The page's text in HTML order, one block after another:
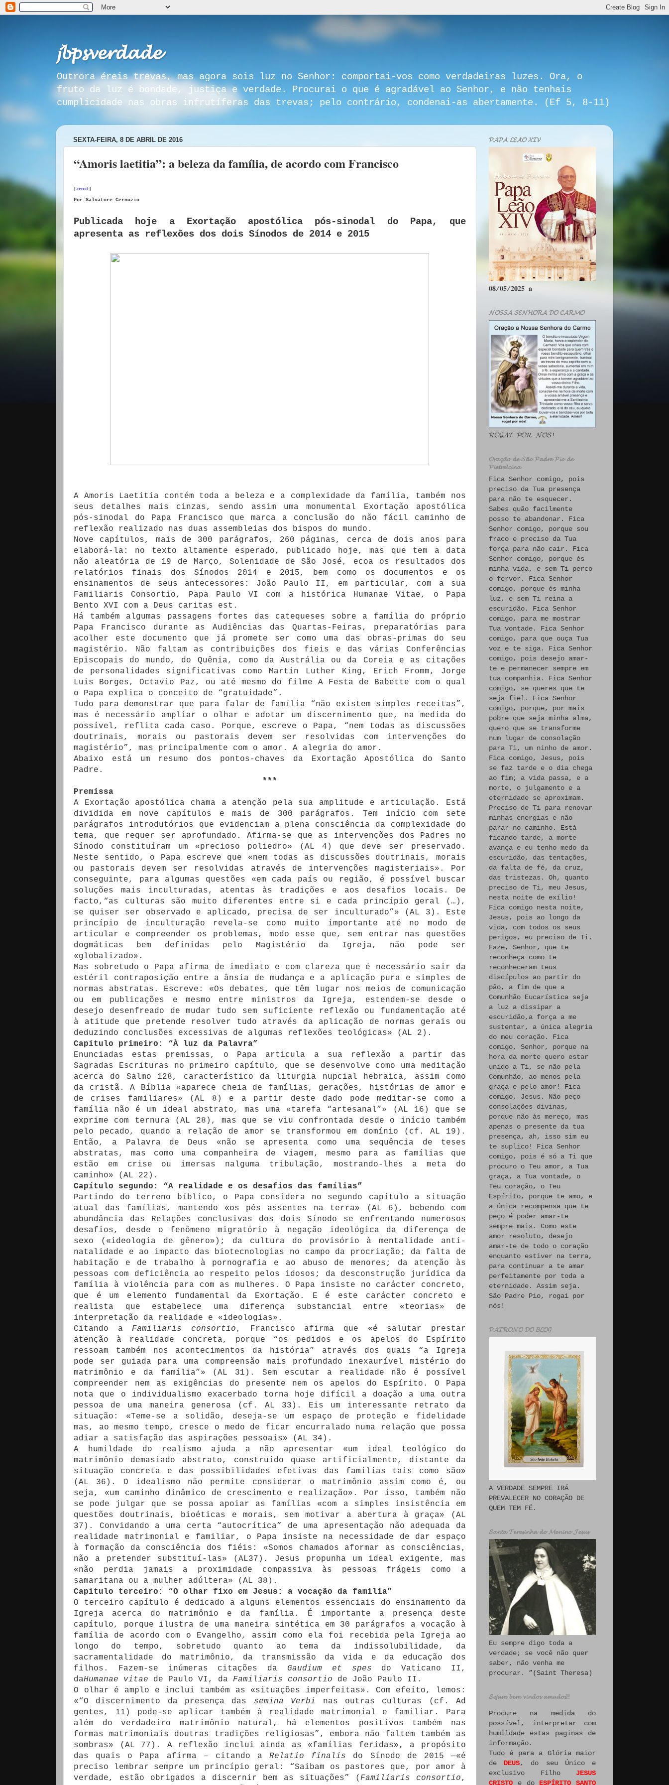
𝓳𝓫𝓹𝓼𝓿𝓮𝓻𝓭𝓪𝓭𝓮
Outrora éreis trevas, mas agora sois luz no Senhor: comportai-vos como verdadeiras luzes. Ora, o
fruto da luz é bondade, justiça e verdade. Procurai o que é agradável ao Senhor, e não tenhais
cumplicidade nas obras infrutíferas das trevas; pelo contrário, condenai-as abertamente. (Ef 5, 8-11)
SEXTA-FEIRA, 8 DE ABRIL DE 2016
“Amoris laetitia”: a beleza da família, de acordo com Francisco
zenit
Por Salvatore Cernuzio
Publicada hoje a Exortação apostólica pós-sinodal do Papa, que
apresenta as reflexões dos dois Sínodos de 2014 e 2015
A Amoris Laetitia contém toda a beleza e a complexidade da família, também nos
seus detalhes mais cinzas, sendo assim uma monumental Exortação apostólica
pós-sinodal do Papa Francisco que marca a conclusão do não fácil caminho de
reflexão realizado nas duas assembleias dos bispos do mundo.
Nove capítulos, mais de 300 parágrafos, 260 páginas, cerca de dois anos para
elaborá-la: no texto altamente esperado, publicado hoje, mas que tem a data
não aleatória de 19 de Março, Solenidade de São José, ecoa os resultados dos
relatórios finais dos Sínodos 2014 e 2015, bem como os documentos e os
ensinamentos de seus antecessores: João Paulo II, em particular, com a sua
Familiaris Consortio, Papa Paulo VI com a histórica Humanae Vitae, o Papa
Bento XVI com a Deus caritas est.
Há também algumas passagens fortes das catequeses sobre a família do próprio
Papa Francisco durante as Audiências das Quartas-Feiras, preparatórias para
acolher este documento que já promete ser como uma das obras-primas do seu
magistério. Não faltam as contribuições dos fieis e das várias Conferências
Episcopais do mundo, do Quênia, como da Austrália ou da Coreia e as citações
de personalidades significativas como Martin Luther King, Erich Fromm, Jorge
Luis Borges, Octavio Paz, ou até mesmo do filme A Festa de Babette com o qual
o Papa explica o conceito de “gratuidade”.
Tudo para demonstrar que para falar de família “não existem simples receitas”,
mas é necessário ampliar o olhar e adotar um discernimento que, na medida do
possível, reflita cada caso. Porque, escreve o Papa, “nem todas as discussões
doutrinais, morais ou pastorais devem ser resolvidas com intervenções do
magistério”, mas principalmente com o amor. A alegria do amor.
Abaixo está um resumo dos pontos-chaves da Exortação Apostólica do Santo
Padre.
***
Premissa
A Exortação apostólica chama a atenção pela sua amplitude e articulação. Está
dividida em nove capítulos e mais de 300 parágrafos. Tem início com sete
parágrafos introdutórios que evidenciam a plena consciência da complexidade do
tema, que requer ser aprofundado. Afirma-se que as intervenções dos Padres no
Sínodo constituíram um «precioso poliedro» (AL 4) que deve ser preservado.
Neste sentido, o Papa escreve que «nem todas as discussões doutrinais, morais
ou pastorais devem ser resolvidas através de intervenções magisteriais». Por
conseguinte, para algumas questões «em cada país ou região, é possível buscar
soluções mais inculturadas, atentas às tradições e aos desafios locais. De
facto,“as culturas são muito diferentes entre si e cada princípio geral (…),
se quiser ser observado e aplicado, precisa de ser inculturado”» (AL 3). Este
princípio de inculturação revela-se como muito importante até no modo de
articular e compreender os problemas, modo esse que, sem entrar nas questões
dogmáticas bem definidas pelo Magistério da Igreja, não pode ser
«globalizado».
Mas sobretudo o Papa afirma de imediato e com clareza que é necessário sair da
estéril contraposição entre a ânsia de mudança e a aplicação pura e simples de
normas abstratas. Escreve: «Os debates, que têm lugar nos meios de comunicação
ou em publicações e mesmo entre ministros da Igreja, estendem-se desde o
desejo desenfreado de mudar tudo sem suficiente reflexão ou fundamentação até
à atitude que pretende resolver tudo através da aplicação de normas gerais ou
deduzindo conclusões excessivas de algumas reflexões teológicas» (AL 2).
Capítulo primeiro: “À luz da Palavra”
Enunciadas estas premissas, o Papa articula a sua reflexão a partir das
Sagradas Escrituras no primeiro capítulo, que se desenvolve como uma meditação
acerca do Salmo 128, característico da liturgia nupcial hebraica, assim como
da cristã. A Bíblia «aparece cheia de famílias, gerações, histórias de amor e
de crises familiares» (AL 8) e a partir deste dado pode meditar-se como a
família não é um ideal abstrato, mas uma «tarefa “artesanal”» (AL 16) que se
exprime com ternura (AL 28), mas que se viu confrontada desde o início também
pelo pecado, quando a relação de amor se transformou em domínio (cf. AL 19).
Então, a Palavra de Deus «não se apresenta como uma sequência de teses
abstratas, mas como uma companheira de viagem, mesmo para as famílias que
estão em crise ou imersas nalguma tribulação, mostrando-lhes a meta do
caminho» (AL 22).
Capítulo segundo: “A realidade e os desafios das famílias”
Partindo do terreno bíblico, o Papa considera no segundo capítulo a situação
atual das famílias, mantendo «os pés assentes na terra» (AL 6), bebendo com
abundância das Relações conclusivas dos dois Sínodo se enfrentando numerosos
desafios, desde o fenômeno migratório à negação ideológica da diferença de
sexo («ideologia de gênero»); da cultura do provisório à mentalidade anti-
natalidade e ao impacto das biotecnologias no campo da procriação; da falta de
habitação e de trabalho à pornografia e ao abuso de menores; da atenção às
pessoas com deficiência ao respeito pelos idosos; da desconstrução jurídica da
família à violência para com as mulheres. O Papa insiste no carácter concreto,
que é um elemento fundamental da Exortação. E é este carácter concreto e
realista que estabelece uma diferença substancial entre «teorias» de
interpretação da realidade e «ideologias».
Citando aFamiliaris consortio, Francisco afirma que «é salutar prestar
atenção à realidade concreta, porque “os pedidos e os apelos do Espírito
ressoam também nos acontecimentos da história” através dos quais “a Igreja
pode ser guiada para uma compreensão mais profundado inexaurível mistério do
matrimônio e da família”» (AL 31). Sem escutar a realidade não é possível
compreender nem as exigências do presente nem os apelos do Espírito. O Papa
nota que o individualismo exacerbado torna hoje difícil a doação a uma outra
pessoa de uma maneira generosa (cf. AL 33). Eis um interessante retrato da
situação: «Teme-se a solidão, deseja-se um espaço de proteção e fidelidade
mas, ao mesmo tempo, cresce o medo de ficar encurralado numa relação que possa
adiar a satisfação das aspirações pessoais» (AL 34).
A humildade do realismo ajuda a não apresentar «um ideal teológico do
matrimônio demasiado abstrato, construído quase artificialmente, distante da
situação concreta e das possibilidades efetivas das famílias tais como são»
(AL 36). O idealismo não permite considerar o matrimônio assim como é, ou
seja, «um caminho dinâmico de crescimento e realização». Por isso, também não
se pode julgar que se possa apoiar as famílias «com a simples insistência em
questões doutrinais, bioéticas e morais, sem motivar a abertura à graça» (AL
37). Convidando a uma certa “autocrítica” de uma apresentação não adequada da
realidade matrimonial e familiar, o Papa insiste na necessidade de dar espaço
à formação da consciência dos fiéis: «Somos chamados aformar as consciências,
não a pretender substituí-las» (AL37). Jesus propunha um ideal exigente, mas
«não perdia jamais a proximidade compassiva às pessoas frágeis como a
samaritana ou a mulher adúltera» (AL 38).
Capítulo terceiro: “O olhar fixo em Jesus: a vocação da família”
O terceiro capítulo é dedicado a alguns elementos essenciais do ensinamento da
Igreja acerca do matrimônio e da família. É importante a presença deste
capítulo, porque ilustra de uma maneira sintética em 30 parágrafos a vocação à
família de acordo com o Evangelho, assim como ela foi recebida pela Igreja ao
longo do tempo, sobretudo quanto ao tema da indissolubilidade, da
sacramentalidade do matrimônio, da transmissão da vida e da educação dos
filhos. Fazem-se inúmeras citações da Gaudium et spes do Vaticano II,
daHumanae vitae de Paulo VI, da Familiaris consortio de João Paulo II.
O olhar é amplo e inclui também as «situações imperfeitas». Com efeito, lemos:
«“O discernimento da presença das semina Verbi nas outras culturas (cf. Ad
gentes, 11) pode-se aplicar também à realidade matrimonial e familiar. Para
além do verdadeiro matrimônio natural, há elementos positivos também nas
formas matrimoniais doutras tradições religiosas”, embora não faltem também as
sombras» (AL 77). A reflexão inclui ainda as «famílias feridas», a propósito
das quais o Papa afirma – citando aRelatio finalis do Sínodo de 2015 —«é
preciso lembrar sempre um princípio geral: “Saibam os pastores que, por amor à
verdade, estão obrigados a discernir bem as situações” ( Familiaris consortio,
𝓟𝓐𝓟𝓐 𝓛𝓔𝓐̃𝓞 𝓧𝓘𝓥
𝟎𝟖/𝟎𝟓/𝟐𝟎𝟐𝟓 𝐚
𝓝𝓞𝓢𝓢𝓐 𝓢𝓔𝓝𝓗𝓞𝓡𝓐 𝓓𝓞 𝓒𝓐𝓡𝓜𝓞
𝓡𝓞𝓖𝓐𝓘 𝓟𝓞𝓡 𝓝𝓞́𝓢!
𝓞𝓻𝓪𝓬̧𝓪̃𝓸 𝓭𝓮 𝓢𝓪̃𝓸 𝓟𝓪𝓭𝓻𝓮 𝓟𝓲𝓸 𝓭𝓮
𝓟𝓲𝓮𝓽𝓻𝓮𝓵𝓬𝓲𝓷𝓪
Fica Senhor comigo, pois
preciso da Tua presença
para não te esquecer.
Sabes quão facilmente
posso te abandonar. Fica
Senhor comigo, porque sou
fraco e preciso da Tua
força para não cair. Fica
Senhor comigo, porque és
minha vida, e sem Ti perco
o fervor. Fica Senhor
comigo, porque és minha
luz, e sem Ti reina a
escuridão. Fica Senhor
comigo, para me mostrar
Tua vontade. Fica Senhor
comigo, para que ouça Tua
voz e te siga. Fica Senhor
comigo, pois desejo amar-
te e permanecer sempre em
tua companhia. Fica Senhor
comigo, se queres que te
seja fiel. Fica Senhor
comigo, porque, por mais
pobre que seja minha alma,
quero que se transforme
num lugar de consolação
para Ti, um ninho de amor.
Fica comigo, Jesus, pois
se faz tarde e o dia chega
ao fim; a vida passa, e a
morte, o julgamento e a
eternidade se aproximam.
Preciso de Ti para renovar
minhas energias e não
parar no caminho. Está
ficando tarde, a morte
avança e eu tenho medo da
escuridão, das tentações,
da falta de fé, da cruz,
das tristezas. Oh, quanto
preciso de Ti, meu Jesus,
nesta noite de exílio!
Fica comigo nesta noite,
Jesus, pois ao longo da
vida, com todos os seus
perigos, eu preciso de Ti.
Faze, Senhor, que te
reconheça como te
reconheceram teus
discípulos ao partir do
pão, a fim de que a
Comunhão Eucarística seja
a luz a dissipar a
escuridão,a força a me
sustentar, a única alegria
do meu coração. Fica
comigo, Senhor, porque na
hora da morte quero estar
unido a Ti, se não pela
Comunhão, ao menos pela
graça e pelo amor! Fica
comigo, Jesus. Não peço
consolações divinas,
porque não às mereço, mas
apenas o presente da tua
presença, ah, isso sim eu
te suplico! Fica Senhor
comigo, pois é só a Ti que
procuro o Teu amor, a Tua
graça, a Tua vontade, o
Teu coração, o Teu
Espírito, porque te amo, e
a única recompensa que te
peço é poder amar-te
sempre mais. Como este
amor resoluto, desejo
amar-te de todo o coração
enquanto estiver na terra,
para continuar a te amar
perfeitamente por toda a
eternidade. Assim seja.
São Padre Pio, rogai por
nós!
𝓟𝓐𝓣𝓡𝓞𝓝𝓞 𝓓𝓞 𝓑𝓛𝓞𝓖
A VERDADE SEMPRE IRÁ
PREVALECER NO CORAÇÃO DE
QUEM TEM FÉ.
𝓢𝓪𝓷𝓽𝓪 𝓣𝓮𝓻𝓮𝓼𝓲𝓷𝓱𝓪 𝓭𝓸 𝓜𝓮𝓷𝓲𝓷𝓸 𝓙𝓮𝓼𝓾𝓼
Eu sempre digo toda a
verdade; se você não quer
saber, não venha me
procurar. ”(Saint Theresa)
𝓢𝓮𝓳𝓪𝓶 𝓫𝓮𝓶 𝓿𝓲𝓷𝓭𝓸𝓼 𝓪𝓶𝓪𝓭𝓸𝓼!!
Procure na medida do
possível, interpretar com
humildade estas paginas de
informação.
Tudo é para a Glória maior
de DEUS, do seu Único e
exclusivo Filho JESUS
CRISTO e do ESPÍRITO SANTO